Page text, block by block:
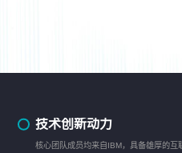
技术创新动力
核心团队成员均来自IBM，具备雄厚的